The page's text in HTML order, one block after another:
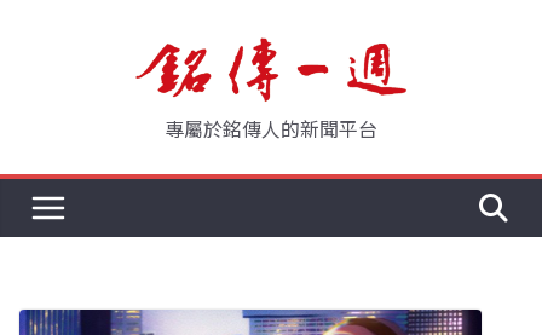
專屬於銘傳人的新聞平台